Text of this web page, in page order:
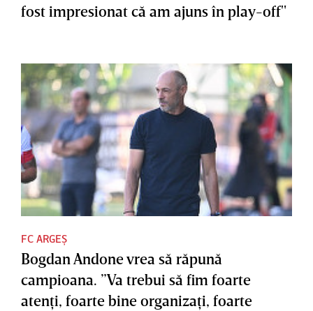
fost impresionat că am ajuns în play-off"
FC ARGEȘ
Bogdan Andone vrea să răpună
campioana. ”Va trebui să fim foarte
atenţi, foarte bine organizaţi, foarte